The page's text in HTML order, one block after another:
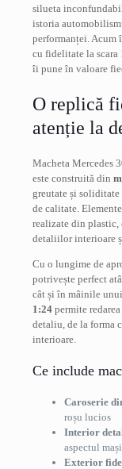
silueta
istoria
performanței. Acum
cu fidelitate la scara
îi pune în valoare
O replică
atenție la
Macheta Mercedes
este construită din
greutate și
de calitate.
realizate din plastic,
detaliilor interioare
Cu o lungime de
potrivește perfect
cât și în mâinile
1:24 permite
detaliu, de la forma
interioare.
Ce include
Caroserie
roșu lucios
Interior
aspectul
Exterior